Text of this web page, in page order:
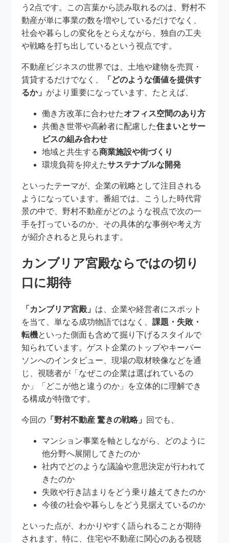
う2点です。この言葉から読み取れるのは、野村不
動産が単に事業の数を増やしているだけでなく、
社会や暮らしの変化をとらえながら、独自の工夫
や戦略を打ち出しているという視点です。
不動産ビジネスの世界では、土地や建物を売買・
賃貸するだけでなく、
「どのような価値を提供す
るか」 がより重要になっています。たとえば、
働き方改革に合わせたオフィス空間のあり方
共働き世帯や高齢者に配慮した住まいとサー
ビスの組み合わせ
地域と共生する商業施設や街づくり
環境負荷を抑えたサステナブルな開発
といったテーマが、企業の戦略として注目される
ようになっています。番組では、こうした時代背
景の中で、野村不動産がどのような視点で次の一
手を打っているのか、その具体的な事例や考え方
が紹介されると見られます。
カンブリア宮殿ならではの切り
口に期待
「カンブリア宮殿」 は、企業や経営者にスポット
を当て、単なる成功物語ではなく、課題・失敗・
転機といった側面も含めて掘り下げるスタイルで
知られています。ゲスト企業のトップやキーパー
ソンへのインタビュー、現場の取材映像などを通
じ、視聴者が「なぜこの企業は選ばれているの
か」「どこが他と違うのか」を立体的に理解でき
る構成が特徴です。
今回の 「野村不動産 驚きの戦略」 回でも、
マンション事業を軸としながら、どのように
他分野へ展開してきたのか
社内でどのような議論や意思決定が行われて
きたのか
失敗や行き詰まりをどう乗り越えてきたのか
今後の社会や暮らしをどう見据えているのか
といった点が、わかりやすく語られることが期待
されます。特に、住宅や不動産に関心のある視聴